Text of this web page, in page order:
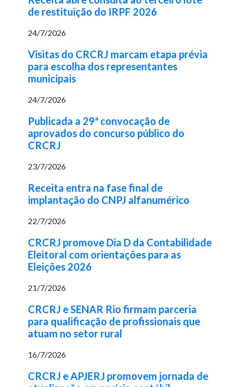
de restituição do IRPF 2026
24/7/2026
Visitas do CRCRJ marcam etapa prévia
para escolha dos representantes
municipais
24/7/2026
Publicada a 29ª convocação de
aprovados do concurso público do
CRCRJ
23/7/2026
Receita entra na fase final de
implantação do CNPJ alfanumérico
22/7/2026
CRCRJ promove Dia D da Contabilidade
Eleitoral com orientações para as
Eleições 2026
21/7/2026
CRCRJ e SENAR Rio firmam parceria
para qualificação de profissionais que
atuam no setor rural
16/7/2026
CRCRJ e APJERJ promovem jornada de